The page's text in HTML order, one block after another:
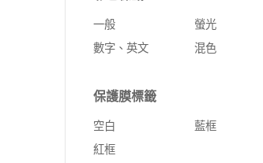
一般
螢光
數字、英文
混色
保護膜標籤
空白
藍框
紅框